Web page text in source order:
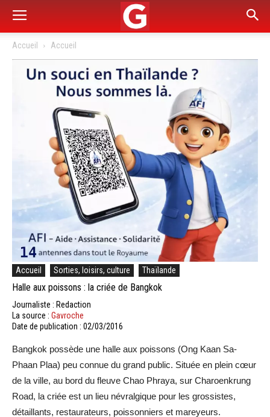
Accueil Accueil
Accueil Sorties, loisirs, culture Thaïlande
Halle aux poissons : la criée de Bangkok
Journaliste : Redaction
La source : Gavroche
Date de publication : 02/03/2016
Bangkok possède une halle aux poissons (Ong Kaan Sa-
Phaan Plaa) peu connue du grand public. Située en plein cœur
de la ville, au bord du fleuve Chao Phraya, sur Charoenkrung
Road, la criée est un lieu névralgique pour les grossistes,
détaillants, restaurateurs, poissonniers et mareyeurs.